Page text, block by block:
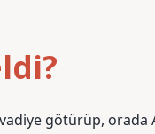
götürüp,